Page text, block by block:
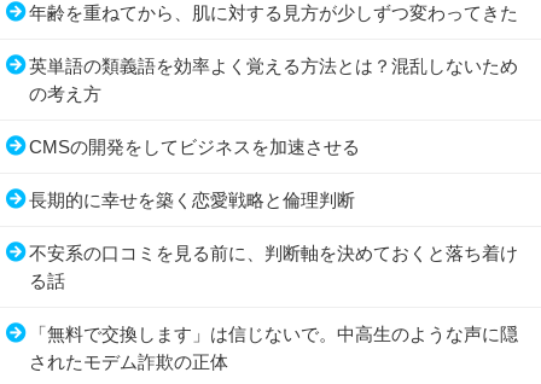
年齢を重ねてから、肌に対する見方が少しずつ変わってきた
英単語の類義語を効率よく覚える方法とは？混乱しないため
の考え方
CMSの開発をしてビジネスを加速させる
長期的に幸せを築く恋愛戦略と倫理判断
不安系の口コミを見る前に、判断軸を決めておくと落ち着け
る話
「無料で交換します」は信じないで。中高生のような声に隠
されたモデム詐欺の正体